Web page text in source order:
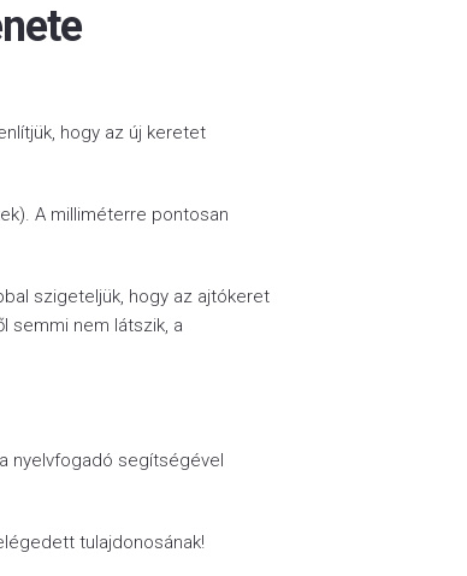
hogy az új keretet
A milliméterre pontosan
szigeteljük, hogy az ajtókeret
semmi nem látszik, a
nyelvfogadó segítségével
tulajdonosának!